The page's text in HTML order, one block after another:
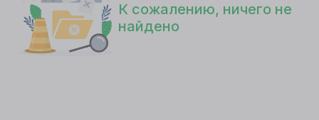
К сожалению, ничего не
найдено